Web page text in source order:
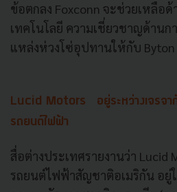
ข้อตกลง Foxconn จะช่วยเหลือ
เทคโนโลยี ความเชี่ยวชาญด้านก
แหล่งห่วงโซ่อุปทานให้กับ Byton
Lucid Motors อยู่ระหว่างเจรจา
รถยนต์ไฟฟ้า
สื่อต่างประเทศรายงานว่า
รถยนต์ไฟฟ้าสัญชาติอเมริกัน อยู่